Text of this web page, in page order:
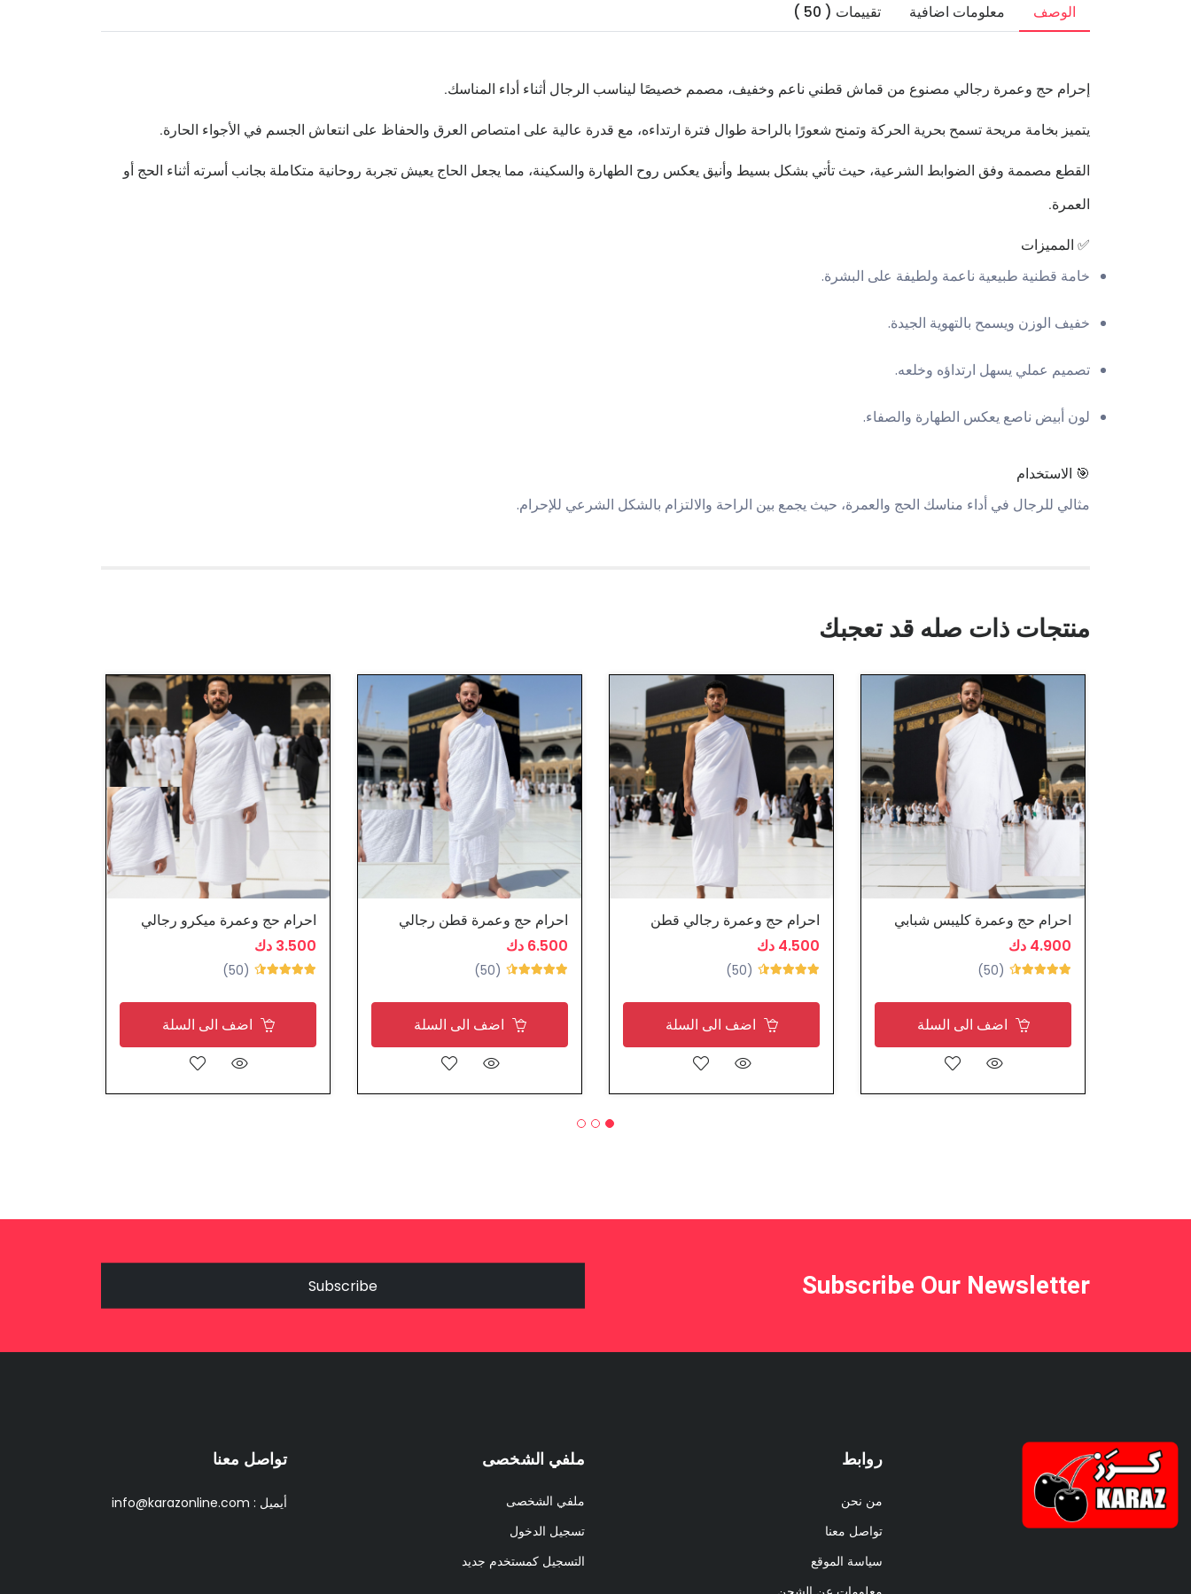
الوصف معلومات اضافية تقييمات ( 50 )
إحرام حج وعمرة رجالي مصنوع من قماش قطني ناعم وخفيف، مصمم خصيصًا ليناسب الرجال أثناء أداء المناسك.
يتميز بخامة مريحة تسمح بحرية الحركة وتمنح شعورًا بالراحة طوال فترة ارتداءه، مع قدرة عالية على امتصاص العرق والحفاظ على انتعاش الجسم في الأجواء الحارة.
القطع مصممة وفق الضوابط الشرعية، حيث تأتي بشكل بسيط وأنيق يعكس روح الطهارة والسكينة، مما يجعل الحاج يعيش تجربة روحانية متكاملة بجانب أسرته أثناء الحج أو
العمرة.
✅ المميزات
خامة قطنية طبيعية ناعمة ولطيفة على البشرة.
خفيف الوزن ويسمح بالتهوية الجيدة.
تصميم عملي يسهل ارتداؤه وخلعه.
لون أبيض ناصع يعكس الطهارة والصفاء.
🎯 الاستخدام
مثالي للرجال في أداء مناسك الحج والعمرة، حيث يجمع بين الراحة والالتزام بالشكل الشرعي للإحرام.
منتجات ذات صله قد تعجبك
احرام حج وعمرة كليبس شبابي
4.900 دك
(50)
اضف الى السلة
احرام حج وعمرة رجالي قطن
4.500 دك
(50)
اضف الى السلة
احرام حج وعمرة قطن رجالي
6.500 دك
(50)
اضف الى السلة
احرام حج وعمرة ميكرو رجالي
3.500 دك
(50)
اضف الى السلة
Subscribe Our Newsletter
Subscribe
روابط
من نحن
تواصل معنا
سياسة الموقع
ملفي الشخصى
ملفي الشخصى
تسجيل الدخول
التسجيل كمستخدم جديد
تواصل معنا
أيميل : info@karazonline.com